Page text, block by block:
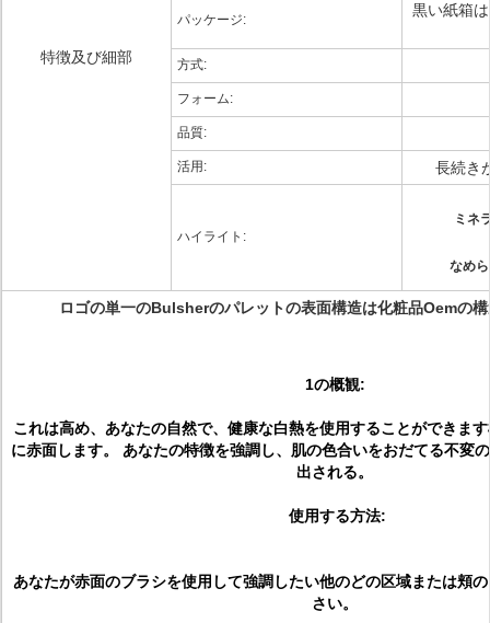
特徴及び細部
パッケージ:
黒い紙箱
方式:
フォーム:
品質:
活用: 長続き
ハイライト:
ミネ
なめ
ロゴの単一のBulsherのパレットの表面構造は化粧品Oemの
1の概観:
これは高め、あなたの自然で、健康な白熱を使用することができま
に赤面します。 あなたの特徴を強調し、肌の色合いをおだてる不変
出される。
使用する方法:
あなたが赤面のブラシを使用して強調したい他のどの区域または頬
さい。